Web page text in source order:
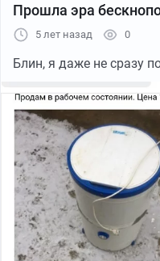
Прошла эра
5 лет назад 0
Блин, я даже не сразу